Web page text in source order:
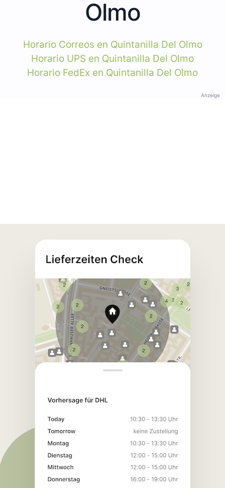
Olmo
Horario Correos en Quintanilla Del Olmo
Horario UPS en Quintanilla Del Olmo
Horario FedEx en Quintanilla Del Olmo
Anzeige